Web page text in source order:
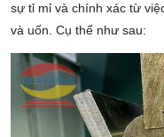
sự tỉ mỉ và chính xác từ
và uốn. Cụ thể như sau: